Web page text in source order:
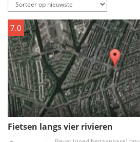
7.0
Fietsen langs vier rivieren